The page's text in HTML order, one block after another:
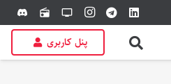
tv
radio
discord
پنل کاربری